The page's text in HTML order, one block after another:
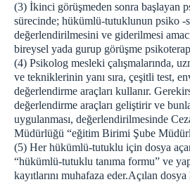
(3) İkinci görüşmeden sonra başlayan
sürecinde; hükümlü-tutuklunun psiko -
değerlendirilmesini ve giderilmesi
bireysel yada gurup görüşme
(4) Psikolog mesleki çalışmalarında,
ve tekniklerinin yanı sıra, çeşitli test,
değerlendirme araçları kullanır.
değerlendirme araçları geliştirir ve
uygulanması, değerlendirilmesinde
Müdürlüğü “eğitim Birimi Şube
(5) Her hükümlü-tutuklu için dosya
“hükümlü-tutuklu tanıma formu” ve
kayıtlarını muhafaza eder.Açılan